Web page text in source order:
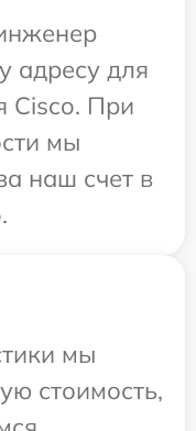
адресу для
Cisco. При
мы
наш счет в
мы
стоимость,